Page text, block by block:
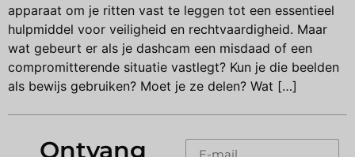
apparaat om je ritten vast te leggen tot een essentieel
hulpmiddel voor veiligheid en rechtvaardigheid. Maar
wat gebeurt er als je dashcam een misdaad of een
compromitterende situatie vastlegt? Kun je die beelden
als bewijs gebruiken? Moet je ze delen? Wat […]
Ontvang